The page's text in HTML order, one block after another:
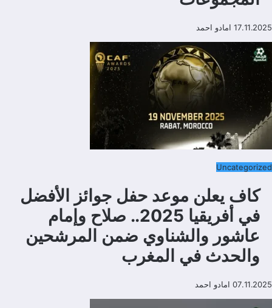
17.11.2025 امادو احمد
Uncategorized
كاف يعلن موعد حفل جوائز الأفضل
في أفريقيا 2025.. صلاح وإمام
عاشور والشناوي ضمن المرشحين
والحدث في المغرب
07.11.2025 امادو احمد